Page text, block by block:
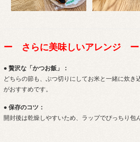
ー さらに美味しいアレンジ ー
● 贅沢な「かつお飯」：
どちらの節も、ぶつ切りにしてお米と一緒に炊
がおすすめです。
● 保存のコツ：
開封後は乾燥しやすいため、ラップでぴっちり包